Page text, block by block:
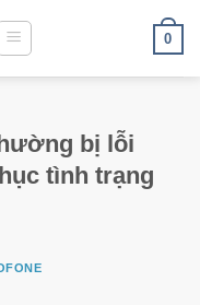
0
bị lỗi
tình trạng